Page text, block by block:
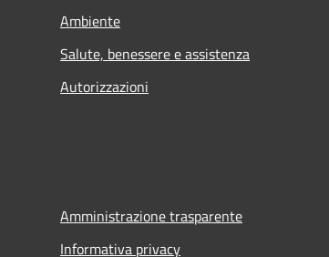
Ambiente
Salute, benessere e assistenza
Autorizzazioni
Amministrazione trasparente
Informativa privacy